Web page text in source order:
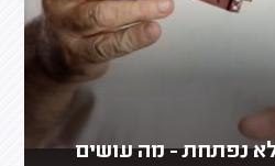
נפתחת - מה עושים